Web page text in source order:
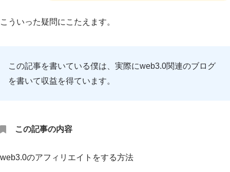
こういった疑問にこたえます。
この記事を書いている僕は、実際にweb3.0関連のブログ
を書いて収益を得ています。
この記事の内容
web3.0のアフィリエイトをする方法